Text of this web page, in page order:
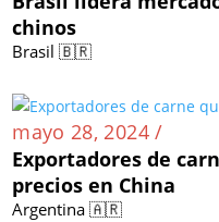
chinos
Brasil 🇧🇷
mayo 28, 2024 /
Exportadores de
precios en China
Argentina 🇦🇷